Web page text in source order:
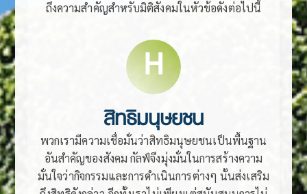
ถึงความสำคัญสำหรับมิติสังคมในหัวข้อดังต่อไปนี้
H
สิทธิมนุษยชน
พวกเรามีความเชื่อมั่นว่าสิทธิมนุษยชนเป็นพื้นฐาน
อันสำคัญของสังคม กัลฟ์จึงมุ่งมั่นในการสร้างความ
มั่นใจว่ากิจกรรมและการดำเนินการต่างๆ นั้นส่งเสริม